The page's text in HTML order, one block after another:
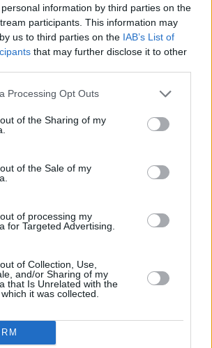
information by third parties on the
participants. This information may
us to third parties on the IAB’s List of
that may further disclose it to other
Processing Opt Outs
of the Sharing of my
of the Sale of my
of processing my
for Targeted Advertising.
of Collection, Use,
and/or Sharing of my
that Is Unrelated with the
it was collected.
Cafe Bar - Στη Βοκαριά η μέρα
και τελειώνει με cocktail